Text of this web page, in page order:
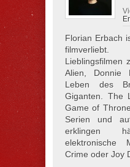
Florian Erbach
Lieblingsfilmen
Alien, Donnie
Leben des
Giganten. The
Game of
Serien und
erklingen
elektronische
Crime oder Joy